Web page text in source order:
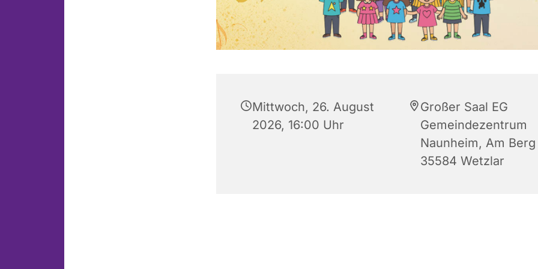
Mittwoch, 26. August
2026, 16:00 Uhr
Großer Saal EG
Gemeindezentrum
Naunheim, Am
35584 Wetzlar